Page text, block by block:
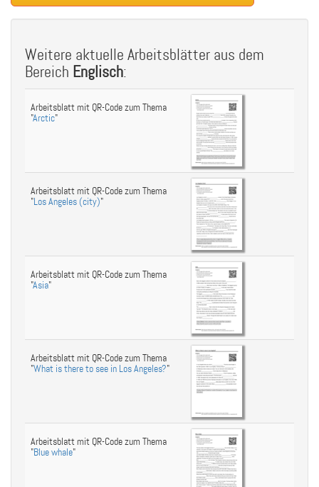
Weitere aktuelle Arbeitsblätter aus dem
Bereich Englisch:
Arbeitsblatt mit QR-Code zum Thema
"Arctic"
Arbeitsblatt mit QR-Code zum Thema
"Los Angeles (city)"
Arbeitsblatt mit QR-Code zum Thema
"Asia"
Arbeitsblatt mit QR-Code zum Thema
"What is there to see in Los Angeles?"
Arbeitsblatt mit QR-Code zum Thema
"Blue whale"